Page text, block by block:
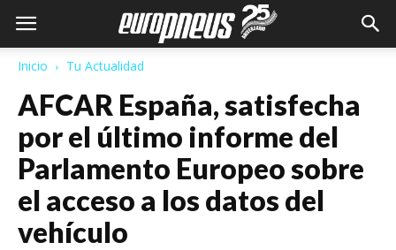
Inicio Tu Actualidad
AFCAR España, satisfecha
por el último informe del
Parlamento Europeo sobre
el acceso a los datos del
vehículo